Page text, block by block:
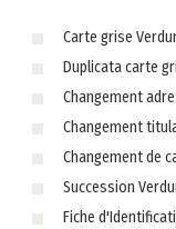
Carte grise
Duplicata carte
Changement
Changement
Changement de
Succession
Fiche